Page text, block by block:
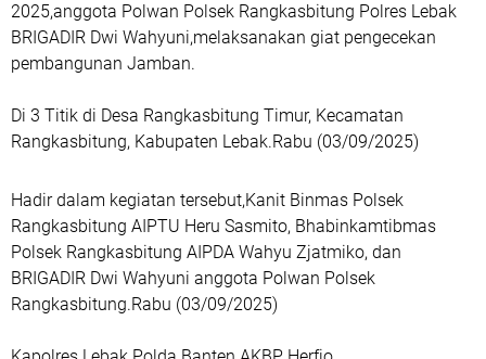
2025,anggota Polwan Polsek Rangkasbitung Polres Lebak
BRIGADIR Dwi Wahyuni,melaksanakan giat pengecekan
pembangunan Jamban.
Di 3 Titik di Desa Rangkasbitung Timur, Kecamatan
Rangkasbitung, Kabupaten Lebak.Rabu (03/09/2025)
Hadir dalam kegiatan tersebut,Kanit Binmas Polsek
Rangkasbitung AIPTU Heru Sasmito, Bhabinkamtibmas
Polsek Rangkasbitung AIPDA Wahyu Zjatmiko, dan
BRIGADIR Dwi Wahyuni anggota Polwan Polsek
Rangkasbitung.Rabu (03/09/2025)